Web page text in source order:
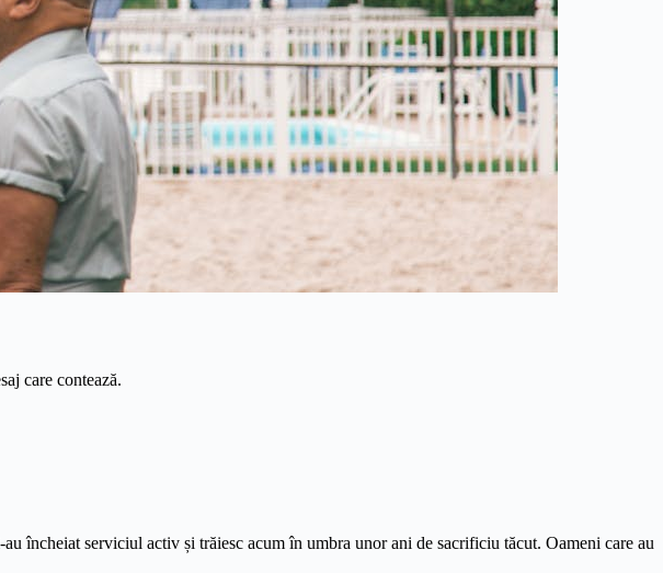
care contează.
încheiat serviciul activ și trăiesc acum în umbra unor ani de sacrificiu tăcut. Oameni care au